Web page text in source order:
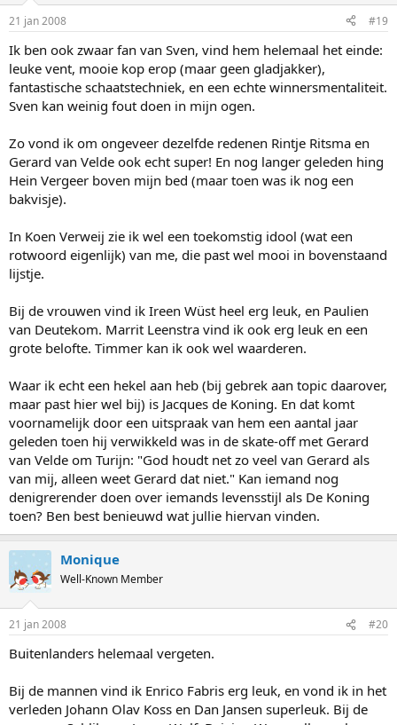
21 jan 2008 #19
Ik ben ook zwaar fan van Sven, vind hem helemaal het einde:
leuke vent, mooie kop erop (maar geen gladjakker),
fantastische schaatstechniek, en een echte winnersmentaliteit.
Sven kan weinig fout doen in mijn ogen.
Zo vond ik om ongeveer dezelfde redenen Rintje Ritsma en
Gerard van Velde ook echt super! En nog langer geleden hing
Hein Vergeer boven mijn bed (maar toen was ik nog een
bakvisje).
In Koen Verweij zie ik wel een toekomstig idool (wat een
rotwoord eigenlijk) van me, die past wel mooi in bovenstaand
lijstje.
Bij de vrouwen vind ik Ireen Wüst heel erg leuk, en Paulien
van Deutekom. Marrit Leenstra vind ik ook erg leuk en een
grote belofte. Timmer kan ik ook wel waarderen.
Waar ik echt een hekel aan heb (bij gebrek aan topic daarover,
maar past hier wel bij) is Jacques de Koning. En dat komt
voornamelijk door een uitspraak van hem een aantal jaar
geleden toen hij verwikkeld was in de skate-off met Gerard
van Velde om Turijn: "God houdt net zo veel van Gerard als
van mij, alleen weet Gerard dat niet." Kan iemand nog
denigrerender doen over iemands levensstijl als De Koning
toen? Ben best benieuwd wat jullie hiervan vinden.
Monique
Well-Known Member
21 jan 2008 #20
Buitenlanders helemaal vergeten.
Bij de mannen vind ik Enrico Fabris erg leuk, en vond ik in het
verleden Johann Olav Koss en Dan Jansen superleuk. Bij de